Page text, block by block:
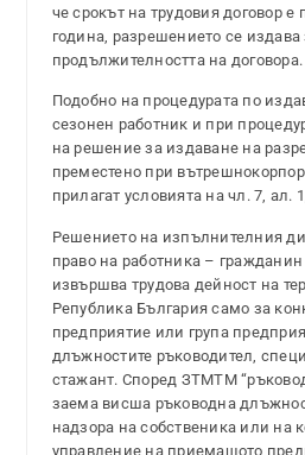
че срокът на трудовия договор
година, разрешението се издава
продължителността на договора.
Подобно на процедурата по
сезонен работник и при
на решение за издаване на
преместено при
прилагат условията на чл. 7, ал.
Решението на изпълнителния
право на работника –
извършва трудова дейност на
Република България само за
предприятие или група
длъжностите ръководител,
стажант. Според ЗТМТМ
заема висша ръководна
надзора на собственика или на
управление на приемащото